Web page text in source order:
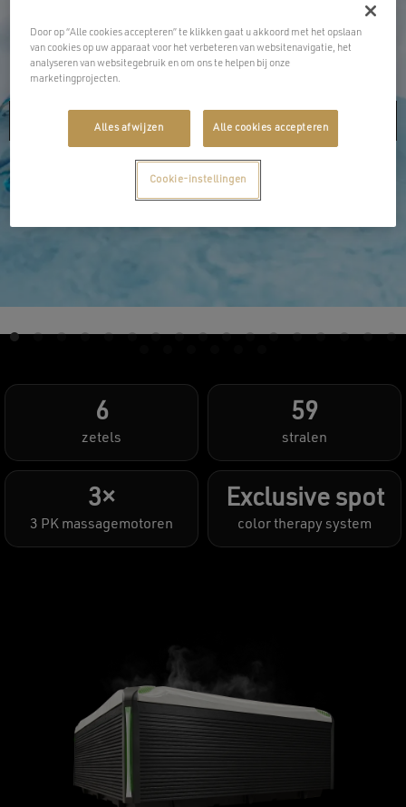
6
zetels
59
stralen
3×
3 PK massagemotoren
Exclusive spot
color therapy system
Door op “Alle cookies accepteren” te klikken gaat u akkoord met het opslaan
van cookies op uw apparaat voor het verbeteren van websitenavigatie, het
analyseren van websitegebruik en om ons te helpen bij onze
marketingprojecten.
Alles afwijzen Alle cookies accepteren
Cookie-instellingen